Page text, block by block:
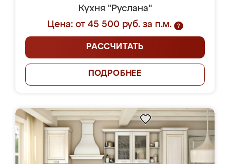
Кухня "Руслана"
Цена: от 45 500 руб. за п.м.
?
РАССЧИТАТЬ
ПОДРОБНЕЕ